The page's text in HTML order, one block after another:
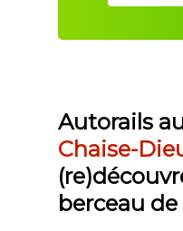
Autorails
Chaise-
berceau